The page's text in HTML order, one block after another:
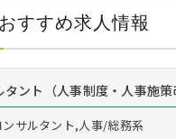
すすめ求人情報
ント（人事制度・人事施策
ンサルタント,人事/総務系